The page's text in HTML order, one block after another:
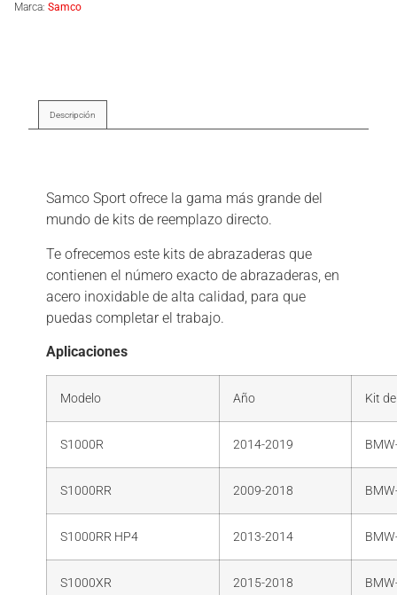
Marca: Samco
Descripción
Samco Sport ofrece la gama más grande del
mundo de kits de reemplazo directo.
Te ofrecemos este kits de abrazaderas que
contienen el número exacto de abrazaderas, en
acero inoxidable de alta calidad, para que
puedas completar el trabajo.
Aplicaciones
Modelo Año Kit
S1000R 2014-2019
S1000RR 2009-2018
S1000RR HP4 2013-2014
S1000XR 2015-2018